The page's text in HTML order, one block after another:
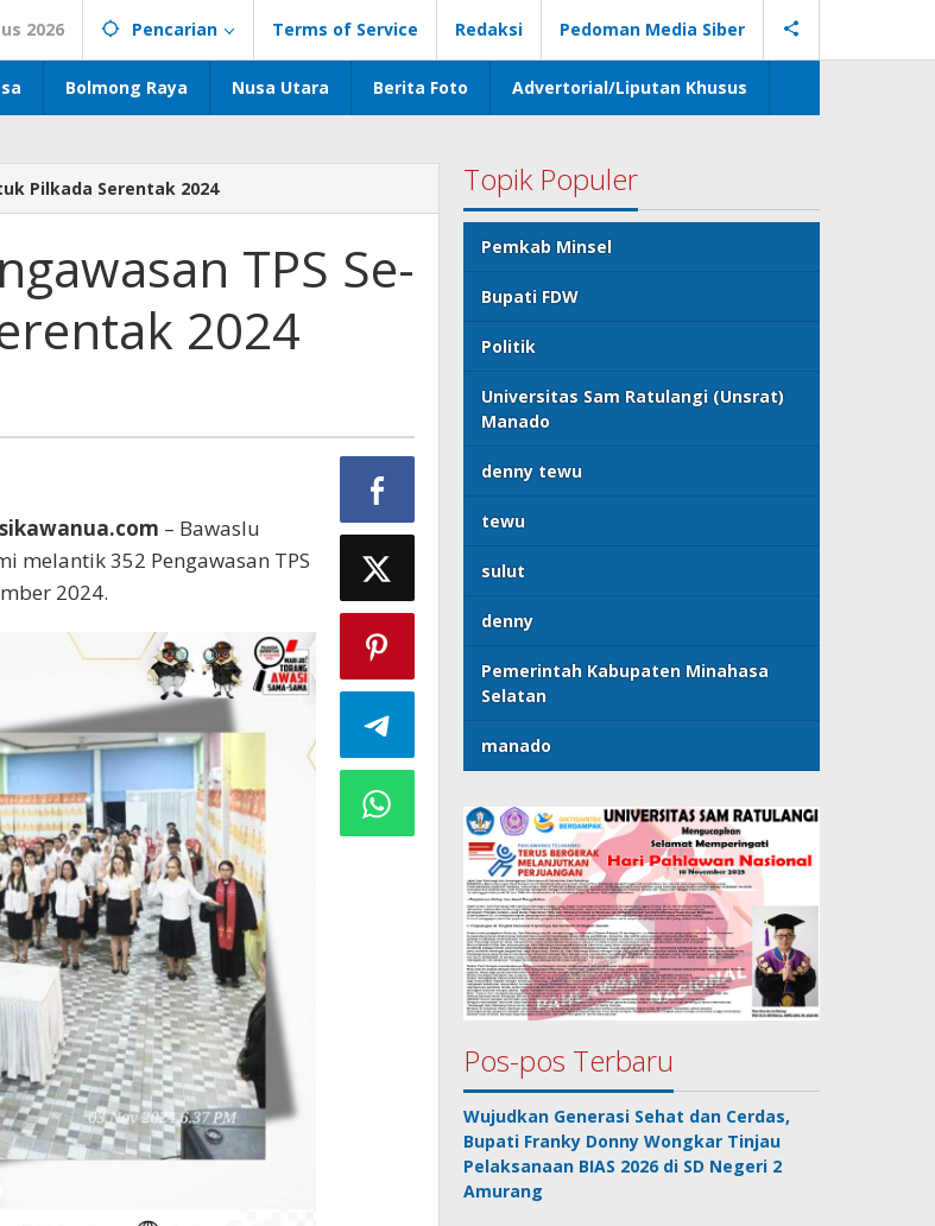
2026 Pencarian Terms of Service Redaksi Pedoman Media Siber
Bolmong Raya Nusa Utara Berita Foto Advertorial/Liputan Khusus
Pilkada Serentak 2024
TPS Se-
2024
– Bawaslu
melantik 352 Pengawasan TPS
2024.
Topik Populer
Pemkab Minsel
Bupati FDW
Politik
Universitas Sam Ratulangi (Unsrat)
Manado
denny tewu
tewu
sulut
denny
Pemerintah Kabupaten Minahasa
Selatan
manado
Pos-pos Terbaru
Wujudkan Generasi Sehat dan Cerdas,
Bupati Franky Donny Wongkar Tinjau
Pelaksanaan BIAS 2026 di SD Negeri 2
Amurang